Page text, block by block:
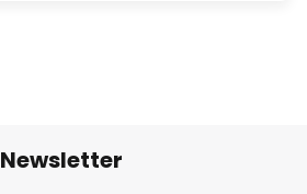
Newsletter